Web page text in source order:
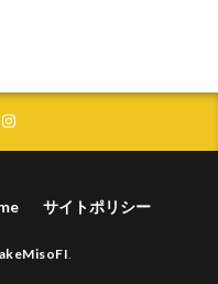
サイトポリシー